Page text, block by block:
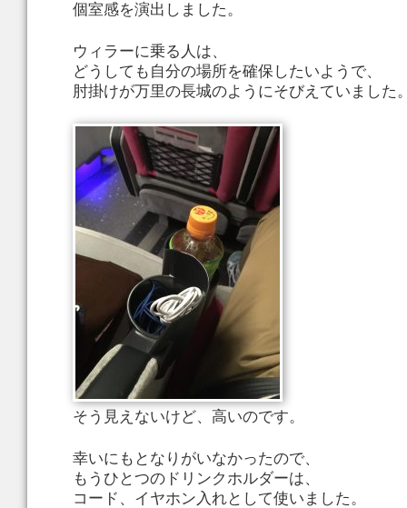
個室感を演出しました。
ウィラーに乗る人は、
どうしても自分の場所を確保したいようで、
肘掛けが万里の長城のようにそびえていました
そう見えないけど、高いのです。
幸いにもとなりがいなかったので、
もうひとつのドリンクホルダーは、
コード、イヤホン入れとして使いました。